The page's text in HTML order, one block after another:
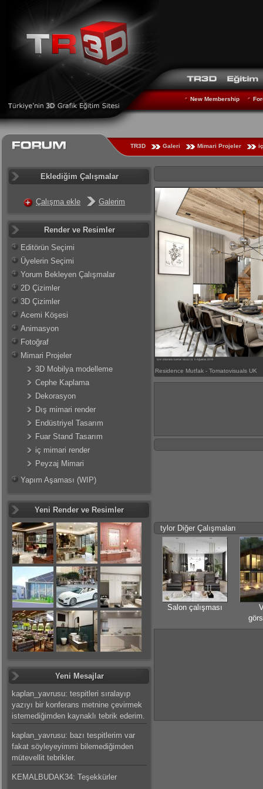
New Membership
TR3D Galeri Mimari Projeler
Residence Mutfak - Tomatovisuals UK
tylor Diğer Çalışmaları
Salon çalışması
Eklediğim Çalışmalar
Çalışma ekle Galerim
Render ve Resimler
Editörün Seçimi
Üyelerin Seçimi
Yorum Bekleyen Çalışmalar
2D Çizimler
3D Çizimler
Acemi Köşesi
Animasyon
Fotoğraf
Mimari Projeler
3D Mobilya modelleme
Cephe Kaplama
Dekorasyon
Dış mimari render
Endüstriyel Tasarım
Fuar Stand Tasarım
iç mimari render
Peyzaj Mimari
Yapım Aşaması (WIP)
Yeni Render ve Resimler
Yeni Mesajlar
kaplan_yavrusu: tespitleri sıralayıp
yazıyı bir konferans metnine çevirmek
istemediğimden kaynaklı tebrik ederim.
kaplan_yavrusu: bazı tespitlerim var
fakat söyleyeyimmi bilemediğimden
mütevellit tebrikler.
KEMALBUDAK34: Teşekkürler